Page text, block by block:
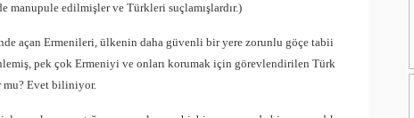
manupule edilmişler ve Türkleri suçlamışlardır.)
açan Ermenileri, ülkenin daha güvenli bir yere zorunlu göçe tabii
pek çok Ermeniyi ve onları korumak için görevlendirilen Türk
mu? Evet biliniyor.